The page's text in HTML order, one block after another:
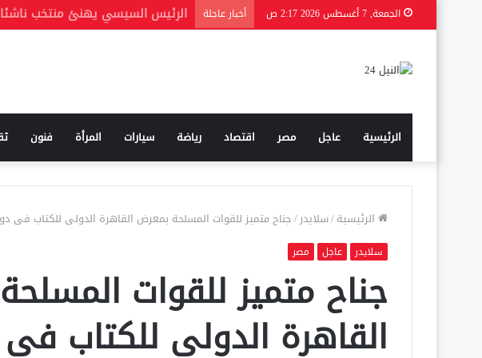
الجمعة, 7 أغسطس 2026 2:17 ص أخبار عاجلة
الرئيسية عاجل مصر اقتصاد رياضة سيارات المرأة فنون
الرئيسية/سلايدر/جناح متميز للقوات المسلحة بمعرض القاهرة الدولى للكتاب فى دورته 52
سلايدر عاجل مصر
جناح متميز للقوات